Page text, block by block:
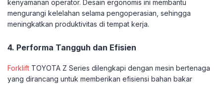
kenyamanan operator. Desain ergonomis ini membantu
mengurangi kelelahan selama pengoperasian, sehingga
meningkatkan produktivitas di tempat kerja.
4. Performa Tangguh dan Efisien
Forklift TOYOTA Z Series dilengkapi dengan mesin bertenaga
yang dirancang untuk memberikan efisiensi bahan bakar